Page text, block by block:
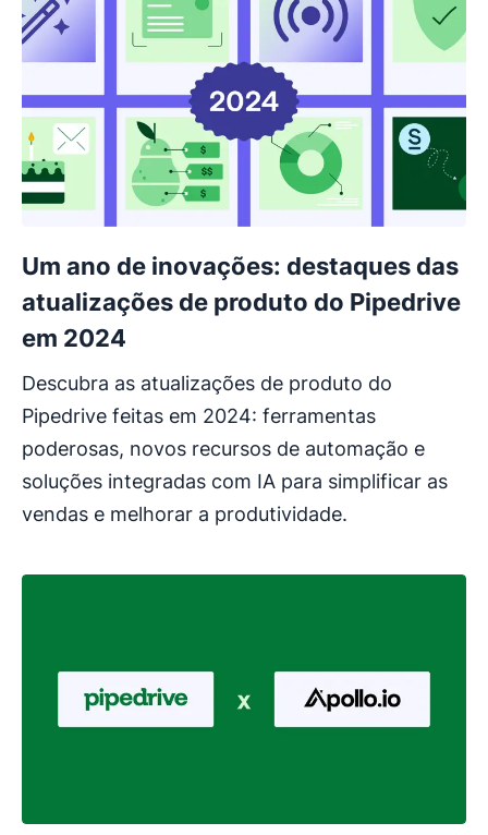
Um ano de inovações: destaques das
atualizações de produto do Pipedrive
em 2024
Descubra as atualizações de produto do
Pipedrive feitas em 2024: ferramentas
poderosas, novos recursos de automação e
soluções integradas com IA para simplificar as
vendas e melhorar a produtividade.